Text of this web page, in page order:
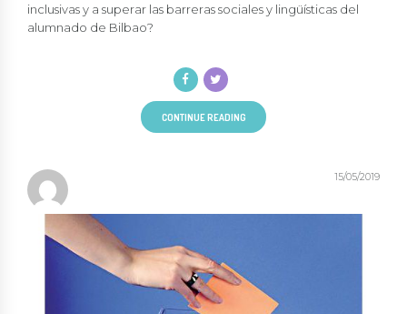
inclusivas y a superar las barreras sociales y lingüísticas del
alumnado de Bilbao?
CONTINUE READING
15/05/2019